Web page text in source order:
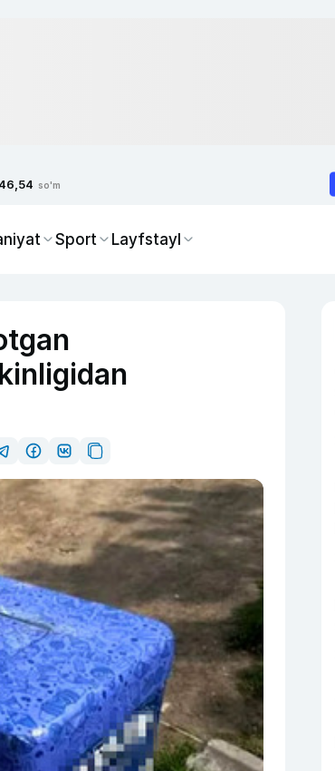
so'm
Sport Layfstayl